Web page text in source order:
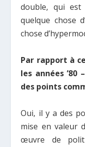
double, qui
quelque chose
chose
Par rapport à
les années ’80
des points
Oui, il y a des
mise en valeur
œuvre de